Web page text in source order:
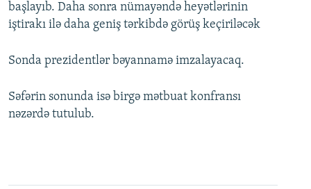
başlayıb. Daha sonra nümayəndə heyətlərinin
iştirakı ilə daha geniş tərkibdə görüş keçiriləcək
Sonda prezidentlər bəyannamə imzalayacaq.
Səfərin sonunda isə birgə mətbuat konfransı
nəzərdə tutulub.